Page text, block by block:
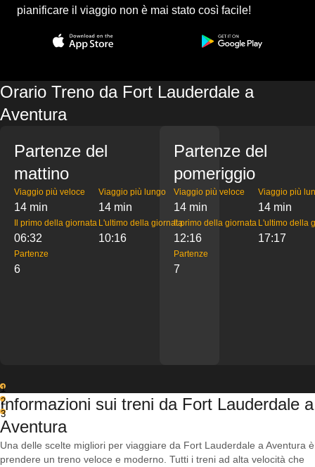
pianificare il viaggio non è mai stato così facile!
Orario Treno da Fort Lauderdale a
Aventura
Partenze del
mattino
Viaggio più veloce
14 min
Viaggio più lungo
14 min
Il primo della giornata
06:32
L'ultimo della giornata
10:16
Partenze
6
Partenze del
pomeriggio
Viaggio più veloce
14 min
Viaggio più
14 min
Il primo della giornata
12:16
L'ultimo della
17:17
Partenze
7
1
2
3
Informazioni sui treni da Fort Lauderdale a
Aventura
Una delle scelte migliori per viaggiare da Fort Lauderdale a Aventura è
prendere un treno veloce e moderno. Tutti i treni ad alta velocità che